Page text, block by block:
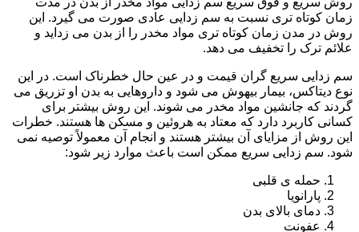
زمان کوتاه تری نسبت به سم زدایی عادی صورت می گیرد. این
روش در مدن زمان کوتاه تری مواد مخدر را از بدن می زداید و
علائم ترک را تخفیف می دهد.
سم زدایی سریع گران قیمت و در عین حال خطرناک است. در این
نوع دیتاکس، بیمار بیهوش می شود و داروهایی به بدن او تزریق می
گردند که جانشین مواد مخدر می شوند. این روش بیشتر برای
کسانی کاربرد دارد که معتاد به هروئین و مسکن ها هستند. خطرات
این روش از مزایای آن بیشتر هستند و انجام آن معمولاً توصیه نمی
شود. سم زدایی سریع ممکن است باعث موارد زیر شود:
حمله ی قلبی
پارانویا
دمای بالای بدن
عفونت